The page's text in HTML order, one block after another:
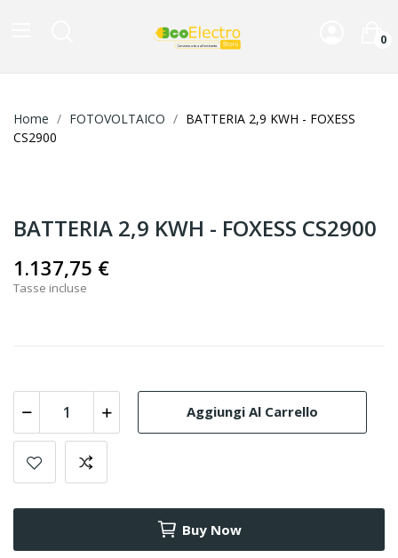
0
Home FOTOVOLTAICO
BATTERIA 2,9 KWH - FOXESS
CS2900
BATTERIA 2,9 KWH - FOXESS CS2900
1.137,75 €
Tasse incluse
Aggiungi Al Carrello
Buy Now